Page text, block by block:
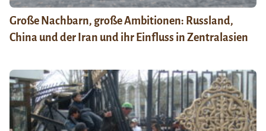
Große Nachbarn, große Ambitionen: Russland,
China und der Iran und ihr Einfluss in Zentralasien